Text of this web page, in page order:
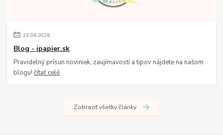
23.06.2026
Blog - ipapier.sk
Pravidelný prísun noviniek, zaujímavostí a tipov nájdete na našom
blogu!čítať celé
Zobraziť všetky články